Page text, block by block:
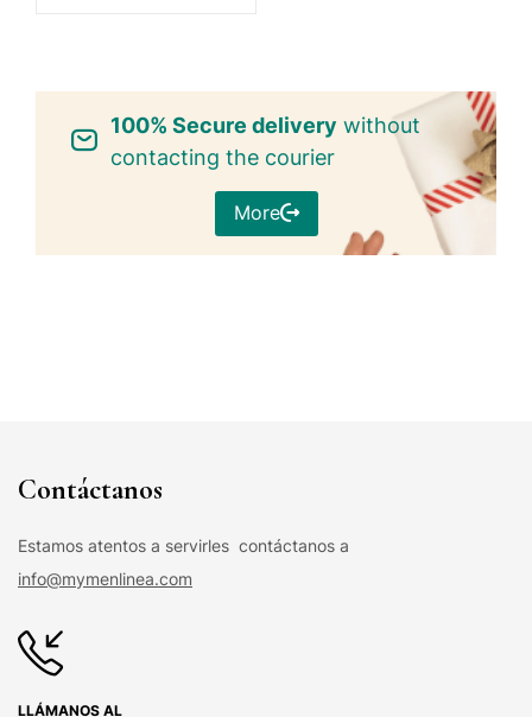
100% Secure delivery without
contacting the courier
More
Contáctanos
Estamos atentos a servirles contáctanos a
info@mymenlinea.com
LLÁMANOS AL